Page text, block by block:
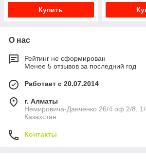
Купить
О нас
Рейтинг не сформирован
Менее 5 отзывов за последний год
Работает с 20.07.2014
г. Алматы
Немировича-Данченко 26/4 оф.2/8,
Казахстан
Контакты